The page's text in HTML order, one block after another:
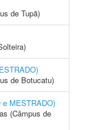
de Tupã)
de Botucatu)
e MESTRADO)
(Câmpus de